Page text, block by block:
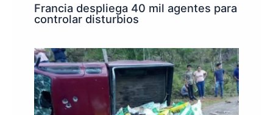
Francia despliega 40 mil agentes para
controlar disturbios